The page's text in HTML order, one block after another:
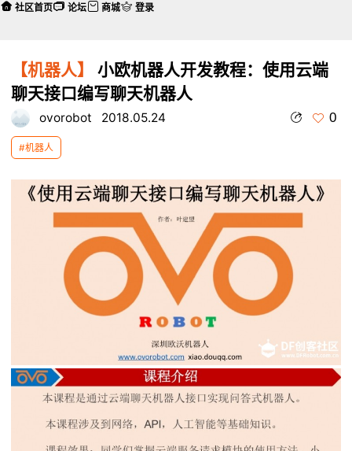
【机器人】
小欧机器人开发教程：使用云端
聊天接口编写聊天机器人
ovorobot 2018.05.24 0
#机器人
本帖最后由 ovorobot 于 2018-5-24 10:22 编辑
社区首页 论坛 商城 登录